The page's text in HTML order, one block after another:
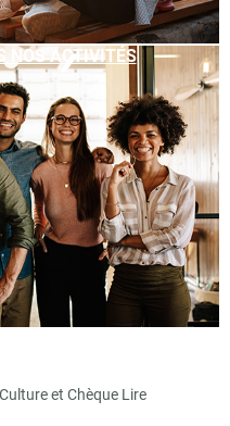
NOS ACTIVITÉS
et Chèque Lire